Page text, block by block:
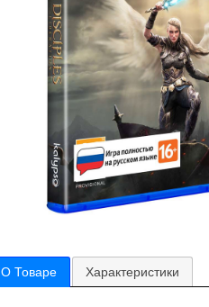
О Товаре Характеристики